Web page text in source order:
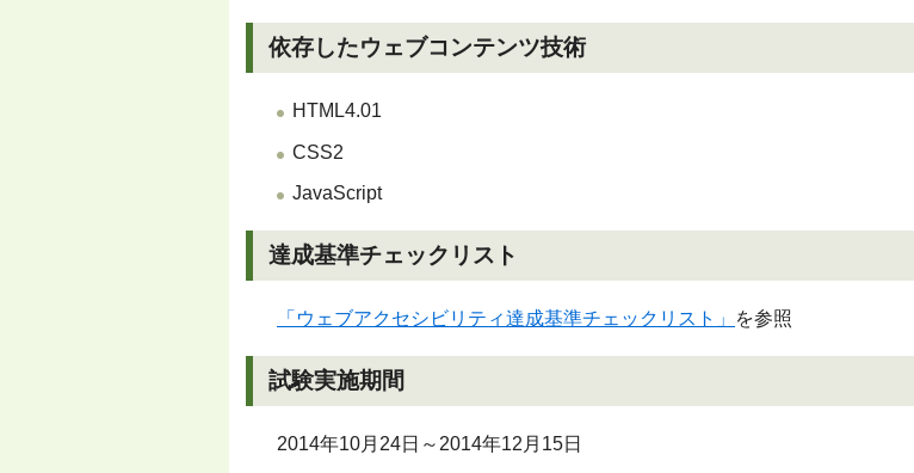
依存したウェブコンテンツ技術
HTML4.01
CSS2
JavaScript
達成基準チェックリスト
「ウェブアクセシビリティ達成基準チェックリスト」 を参照
試験実施期間
2014年10月24日～2014年12月15日